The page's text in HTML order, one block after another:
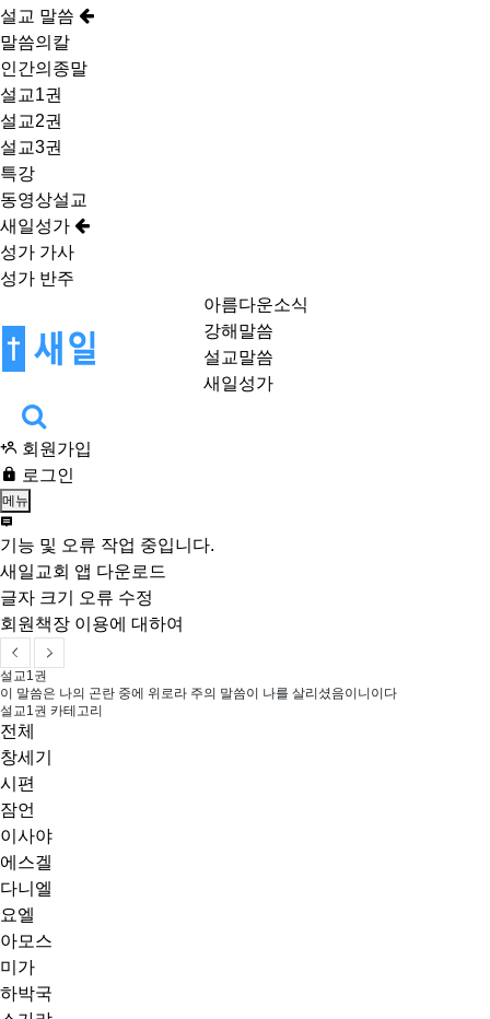
설교 말씀
말씀의칼
인간의종말
설교1권
설교2권
설교3권
특강
동영상설교
새일성가
성가 가사
성가 반주
아름다운소식
강해말씀
설교말씀
새일성가
회원가입
로그인
메뉴
기능 및 오류 작업 중입니다.
새일교회 앱 다운로드
글자 크기 오류 수정
회원책장 이용에 대하여
설교1권
이 말씀은 나의 곤란 중에 위로라 주의 말씀이 나를 살리셨음이니이다
설교1권 카테고리
전체
창세기
시편
잠언
이사야
에스겔
다니엘
요엘
아모스
미가
하박국
스가랴